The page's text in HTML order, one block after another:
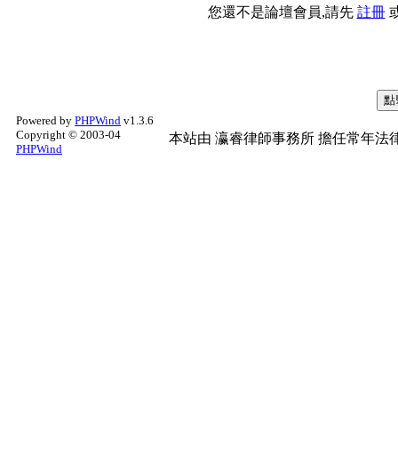
您還不是論壇會員,請先 註冊
Powered by PHPWind v1.3.6
Copyright © 2003-04
PHPWind
本站由 瀛睿律師事務所 擔任常年法